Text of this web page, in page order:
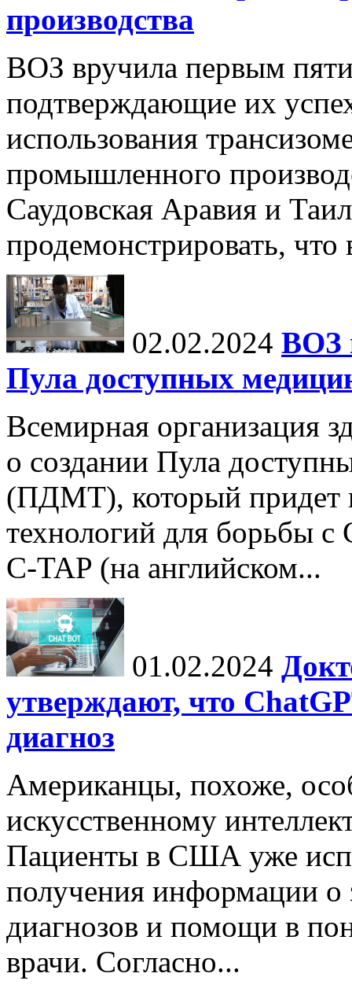
производства
ВОЗ вручила первым
подтверждающие их
использования
промышленного
Саудовская Аравия и
продемонстрировать, что
02.02.2024 ВОЗ
Пула доступных
Всемирная организация
о создании Пула
(ПДМТ), который придет
технологий для борьбы
C-TAP (на английском...
01.02.2024
утверждают, что
диагноз
Американцы, похоже,
искусственному
Пациенты в США уже
получения информации о
диагнозов и помощи в
врачи. Согласно...